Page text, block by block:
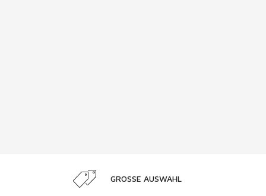
GROSSE AUSWAHL